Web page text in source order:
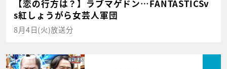
【恋の行方は？】ラブマゲドン…FANTASTICSv
s紅しょうがら女芸人軍団
8月4日(火)放送分